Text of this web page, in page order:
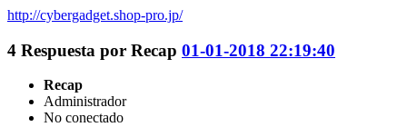
http://cybergadget.shop-pro.jp/
4 Respuesta por Recap 01-01-2018 22:19:40
Recap
Administrador
No conectado